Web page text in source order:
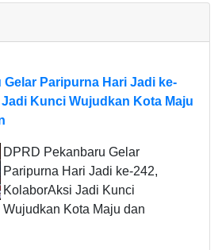
Gelar Paripurna Hari Jadi ke-
Kunci Wujudkan Kota Maju
DPRD Pekanbaru Gelar
Paripurna Hari Jadi ke-242,
KolaborAksi Jadi Kunci
Wujudkan Kota Maju dan